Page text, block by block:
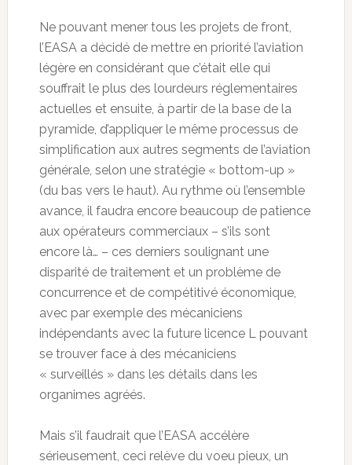
Ne pouvant mener tous les projets de front,
l’EASA a décidé de mettre en priorité l’aviation
légère en considérant que c’était elle qui
souffrait le plus des lourdeurs réglementaires
actuelles et ensuite, à partir de la base de la
pyramide, d’appliquer le même processus de
simplification aux autres segments de l’aviation
générale, selon une stratégie « bottom-up »
(du bas vers le haut). Au rythme où l’ensemble
avance, il faudra encore beaucoup de patience
aux opérateurs commerciaux – s’ils sont
encore là… – ces derniers soulignant une
disparité de traitement et un problème de
concurrence et de compétitivé économique,
avec par exemple des mécaniciens
indépendants avec la future licence L pouvant
se trouver face à des mécaniciens
« surveillés » dans les détails dans les
organimes agréés.
Mais s’il faudrait que l’EASA accélère
sérieusement, ceci relève du voeu pieux, un